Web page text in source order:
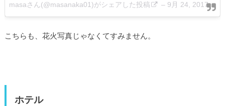
masaさん(@masanaka01)がシェアした投稿 – 9月 24, 2017 at 2:33午前 PDT
こちらも、花火写真じゃなくてすみません。
ホテル